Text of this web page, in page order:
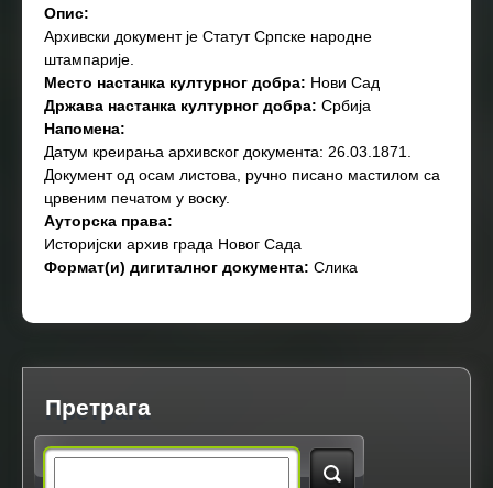
Опис:
Архивски документ је Статут Српске народне
штампарије.
Место настанка културног добра: Нови Сад
Држава настанка културног добра: Србија
Напомена:
Датум креирања архивског документа: 26.03.1871.
Документ од осам листова, ручно писано мастилом са
црвеним печатом у воску.
Ауторска права:
Историјски архив града Новог Сада
Формат(и) дигиталног документа: Слика
Претрага